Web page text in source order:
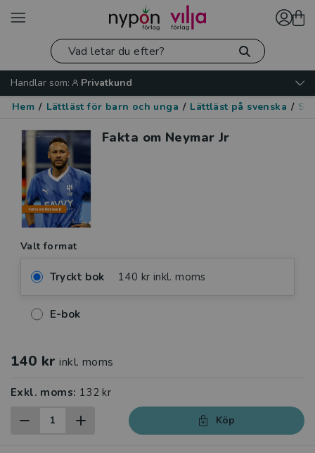
Handlar som:
Privatkund
Hem / Lättläst för barn och unga / Lättläst på svenska /
Fakta om Neymar Jr
Valt format
Tryckt bok 140 kr inkl. moms
E-bok
140 kr inkl. moms
Exkl. moms: 132 kr
Köp